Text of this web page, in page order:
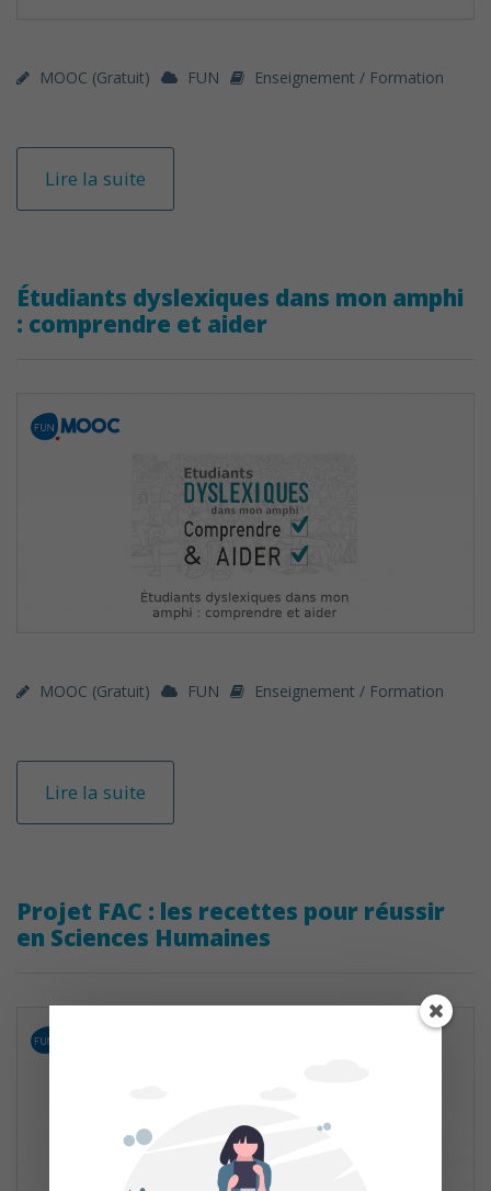
MOOC (gratuit) FUN Enseignement / Formation
Lire la suite
Étudiants dyslexiques dans mon amphi
: comprendre et aider
MOOC (gratuit) FUN Enseignement / Formation
Lire la suite
Projet FAC : les recettes pour réussir
en Sciences Humaines